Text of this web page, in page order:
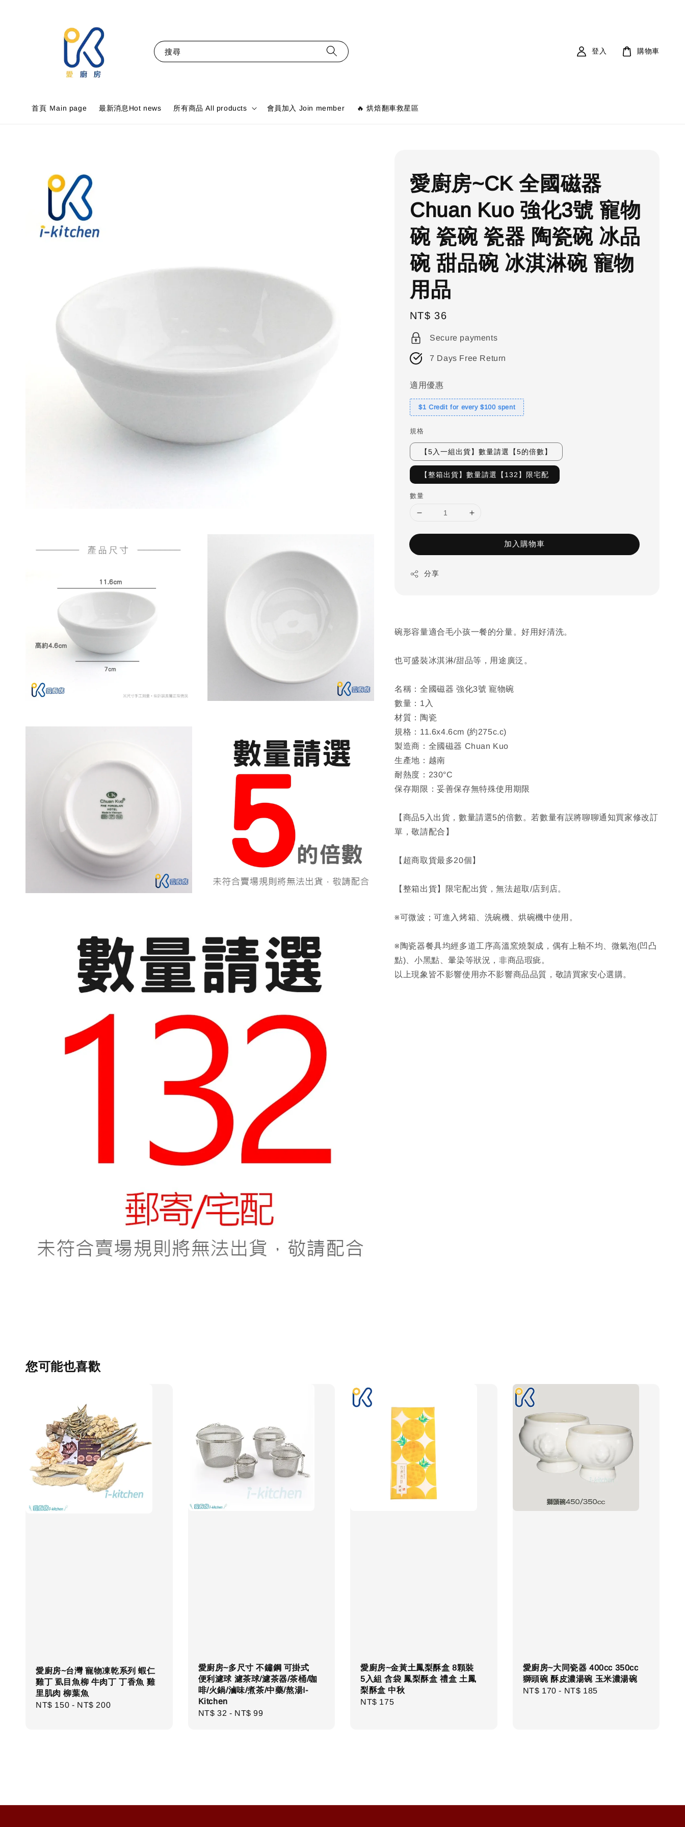
搜尋
首頁 Ｍain page 最新消息Hot news 所有商品 All products 會員加入 Join member 🔥 烘焙翻車救星區
登入 購物車
愛廚房~CK 全國磁器
Chuan Kuo 強化3號 寵物
碗 瓷碗 瓷器 陶瓷碗 冰品
碗 甜品碗 冰淇淋碗 寵物
用品
Regular
price
NT$ 36
Secure payments
7 Days Free Return
適用優惠
$1 Credit for every $100 spent
規格
【5入一組出貨】數量請選【5的倍數】
【整箱出貨】數量請選【132】限宅配
數量
加入購物車
分享
碗形容量適合毛小孩一餐的分量。好用好清洗。
也可盛裝冰淇淋/甜品等，用途廣泛。
名稱：全國磁器 強化3號 寵物碗
數量：1入
材質：陶瓷
規格：11.6x4.6cm (約275c.c)
製造商：全國磁器 Chuan Kuo
生產地：越南
耐熱度：230°C
保存期限：妥善保存無特殊使用期限
【商品5入出貨，數量請選5的倍數。若數量有誤將聊聊通知買家修改訂
單，敬請配合】
【超商取貨最多20個】
【整箱出貨】限宅配出貨，無法超取/店到店。
※可微波；可進入烤箱、洗碗機、烘碗機中使用。
※陶瓷器餐具均經多道工序高溫窯燒製成，偶有上釉不均、微氣泡(凹凸
點)、小黑點、暈染等狀況，非商品瑕疵。
以上現象皆不影響使用亦不影響商品品質，敬請買家安心選購。
您可能也喜歡
愛廚房~台灣 寵物凍乾系列 蝦仁
雞丁 虱目魚柳 牛肉丁 丁香魚 雞
里肌肉 柳葉魚
Regular
NT$ 150 - NT$ 200
愛廚房~多尺寸 不鏽鋼 可掛式
便利濾球 濾茶球/濾茶器/茶桶/咖
啡/火鍋/滷味/煮茶/中藥/熬湯I-
Kitchen
Regular
NT$ 32 - NT$ 99
愛廚房~金黃土鳳梨酥盒 8顆裝
5入組 含袋 鳳梨酥盒 禮盒 土鳳
梨酥盒 中秋
Regular
NT$ 175
愛廚房~大同瓷器 400cc 350cc
獅頭碗 酥皮濃湯碗 玉米濃湯碗
Regular
NT$ 170 - NT$ 185